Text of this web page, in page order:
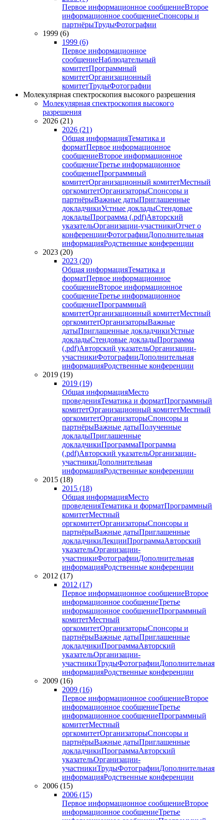
Первое информационное сообщениеВторое
информационное сообщениеСпонсоры и
партнёрыТрудыФотографии
1999 (6)
1999 (6)
Первое информационное
сообщениеНаблюдательный
комитетПрограммный
комитетОрганизационный
комитетТрудыФотографии
Молекулярная спектроскопия высокого разрешения
Молекулярная спектроскопия высокого
разрешения
2026 (21)
2026 (21)
Общая информацияТематика и
форматПервое информационное
сообщениеВторое информационное
сообщениеТретье информационное
сообщениеПрограммный
комитетОрганизационный комитетМестный
оргкомитетОрганизаторыСпонсоры и
партнёрыВажные датыПриглашенные
докладчикиУстные докладыСтендовые
докладыПрограмма (.pdf)Авторский
указательОрганизации-участникиОтчет о
конференцииФотографииДополнительная
информацияРодственные конференции
2023 (20)
2023 (20)
Общая информацияТематика и
форматПервое информационное
сообщениеВторое информационное
сообщениеТретье информационное
сообщениеПрограммный
комитетОрганизационный комитетМестный
оргкомитетОрганизаторыВажные
датыПриглашенные докладчикиУстные
докладыСтендовые докладыПрограмма
(.pdf)Авторский указательОрганизации-
участникиФотографииДополнительная
информацияРодственные конференции
2019 (19)
2019 (19)
Общая информацияМесто
проведенияТематика и форматПрограммный
комитетОрганизационный комитетМестный
оргкомитетОрганизаторыСпонсоры и
партнёрыВажные датыПолученные
докладыПриглашенные
докладчикиПрограммаПрограмма
(.pdf)Авторский указательОрганизации-
участникиДополнительная
информацияРодственные конференции
2015 (18)
2015 (18)
Общая информацияМесто
проведенияТематика и форматПрограммный
комитетМестный
оргкомитетОрганизаторыСпонсоры и
партнёрыВажные датыПриглашенные
докладчикиЛекцииПрограммаАвторский
указательОрганизации-
участникиФотографииДополнительная
информацияРодственные конференции
2012 (17)
2012 (17)
Первое информационное сообщениеВторое
информационное сообщениеТретье
информационное сообщениеПрограммный
комитетМестный
оргкомитетОрганизаторыСпонсоры и
партнёрыВажные датыПриглашенные
докладчикиПрограммаАвторский
указательОрганизации-
участникиТрудыФотографииДополнительная
информацияРодственные конференции
2009 (16)
2009 (16)
Первое информационное сообщениеВторое
информационное сообщениеТретье
информационное сообщениеПрограммный
комитетМестный
оргкомитетОрганизаторыСпонсоры и
партнёрыВажные датыПриглашенные
докладчикиПрограммаАвторский
указательОрганизации-
участникиТрудыФотографииДополнительная
информацияРодственные конференции
2006 (15)
2006 (15)
Первое информационное сообщениеВторое
информационное сообщениеТретье